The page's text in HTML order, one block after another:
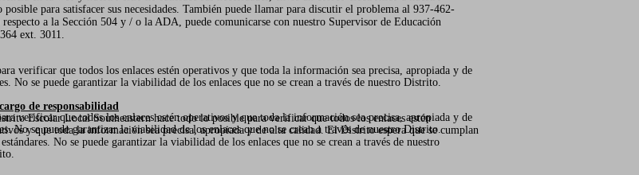
posible para satisfacer sus necesidades. También puede llamar para discutir el problema al 937-462-
a la Sección 504 y / o la ADA, puede comunicarse con nuestro Supervisor de Educación
ext. 3011.
verificar que todos los enlaces estén operativos y que toda la información sea precisa, apropiada y de
No se puede garantizar la viabilidad de los enlaces que no se crean a través de nuestro Distrito.
verificar que todos los enlaces estén operativos y que toda la información sea precisa, apropiada y de
No se puede garantizar la viabilidad de los enlaces que no se crean a través de nuestro Distrito.
de responsabilidad
Escolar Local Southeastern hace todo lo posible para verificar que todos los enlaces estén
y que toda la información sea precisa, apropiada y de alta calidad. El Distrito espera que se cumplan
estándares. No se puede garantizar la viabilidad de los enlaces que no se crean a través de nuestro